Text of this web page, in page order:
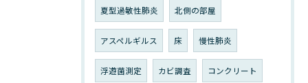
夏型過敏性肺炎 北側の部屋
アスペルギルス 床 慢性肺炎
浮遊菌測定 カビ調査 コンクリート